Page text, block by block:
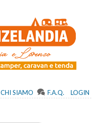
CHI SIAMO F.A.Q. LOGIN